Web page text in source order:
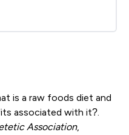
is a raw foods diet and
associated with it?.
Association,